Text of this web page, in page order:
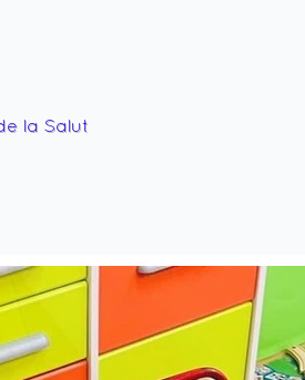
la Salut